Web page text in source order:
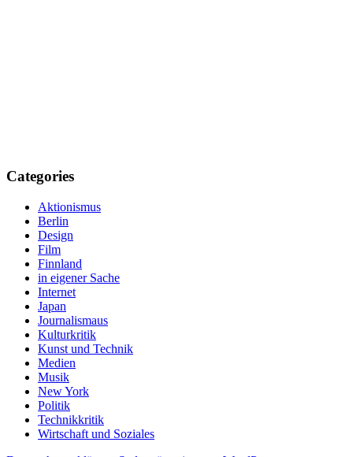
Categories
Aktionismus
Berlin
Design
Film
Finnland
in eigener Sache
Internet
Japan
Journalismaus
Kulturkritik
Kunst und Technik
Medien
Musik
New York
Politik
Technikkritik
Wirtschaft und Soziales